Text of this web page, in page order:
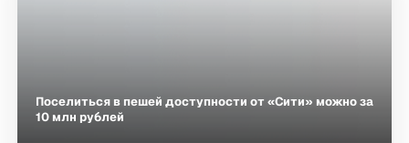
Поселиться в пешей доступности от «Сити» можно за
10 млн рублей